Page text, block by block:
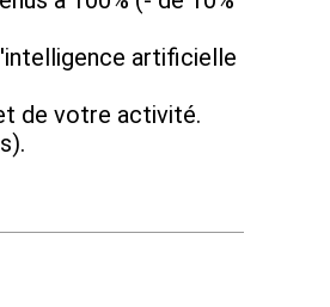
artificielle
de votre activité.